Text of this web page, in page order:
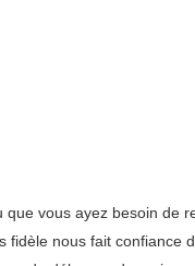
vous ayez besoin de
nous fait confiance